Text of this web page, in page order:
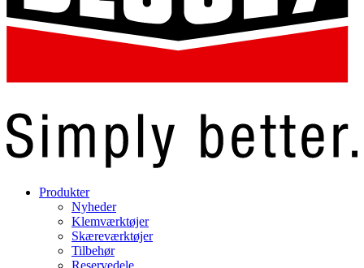
Produkter
Nyheder
Klemværktøjer
Skæreværktøjer
Tilbehør
Reservedele